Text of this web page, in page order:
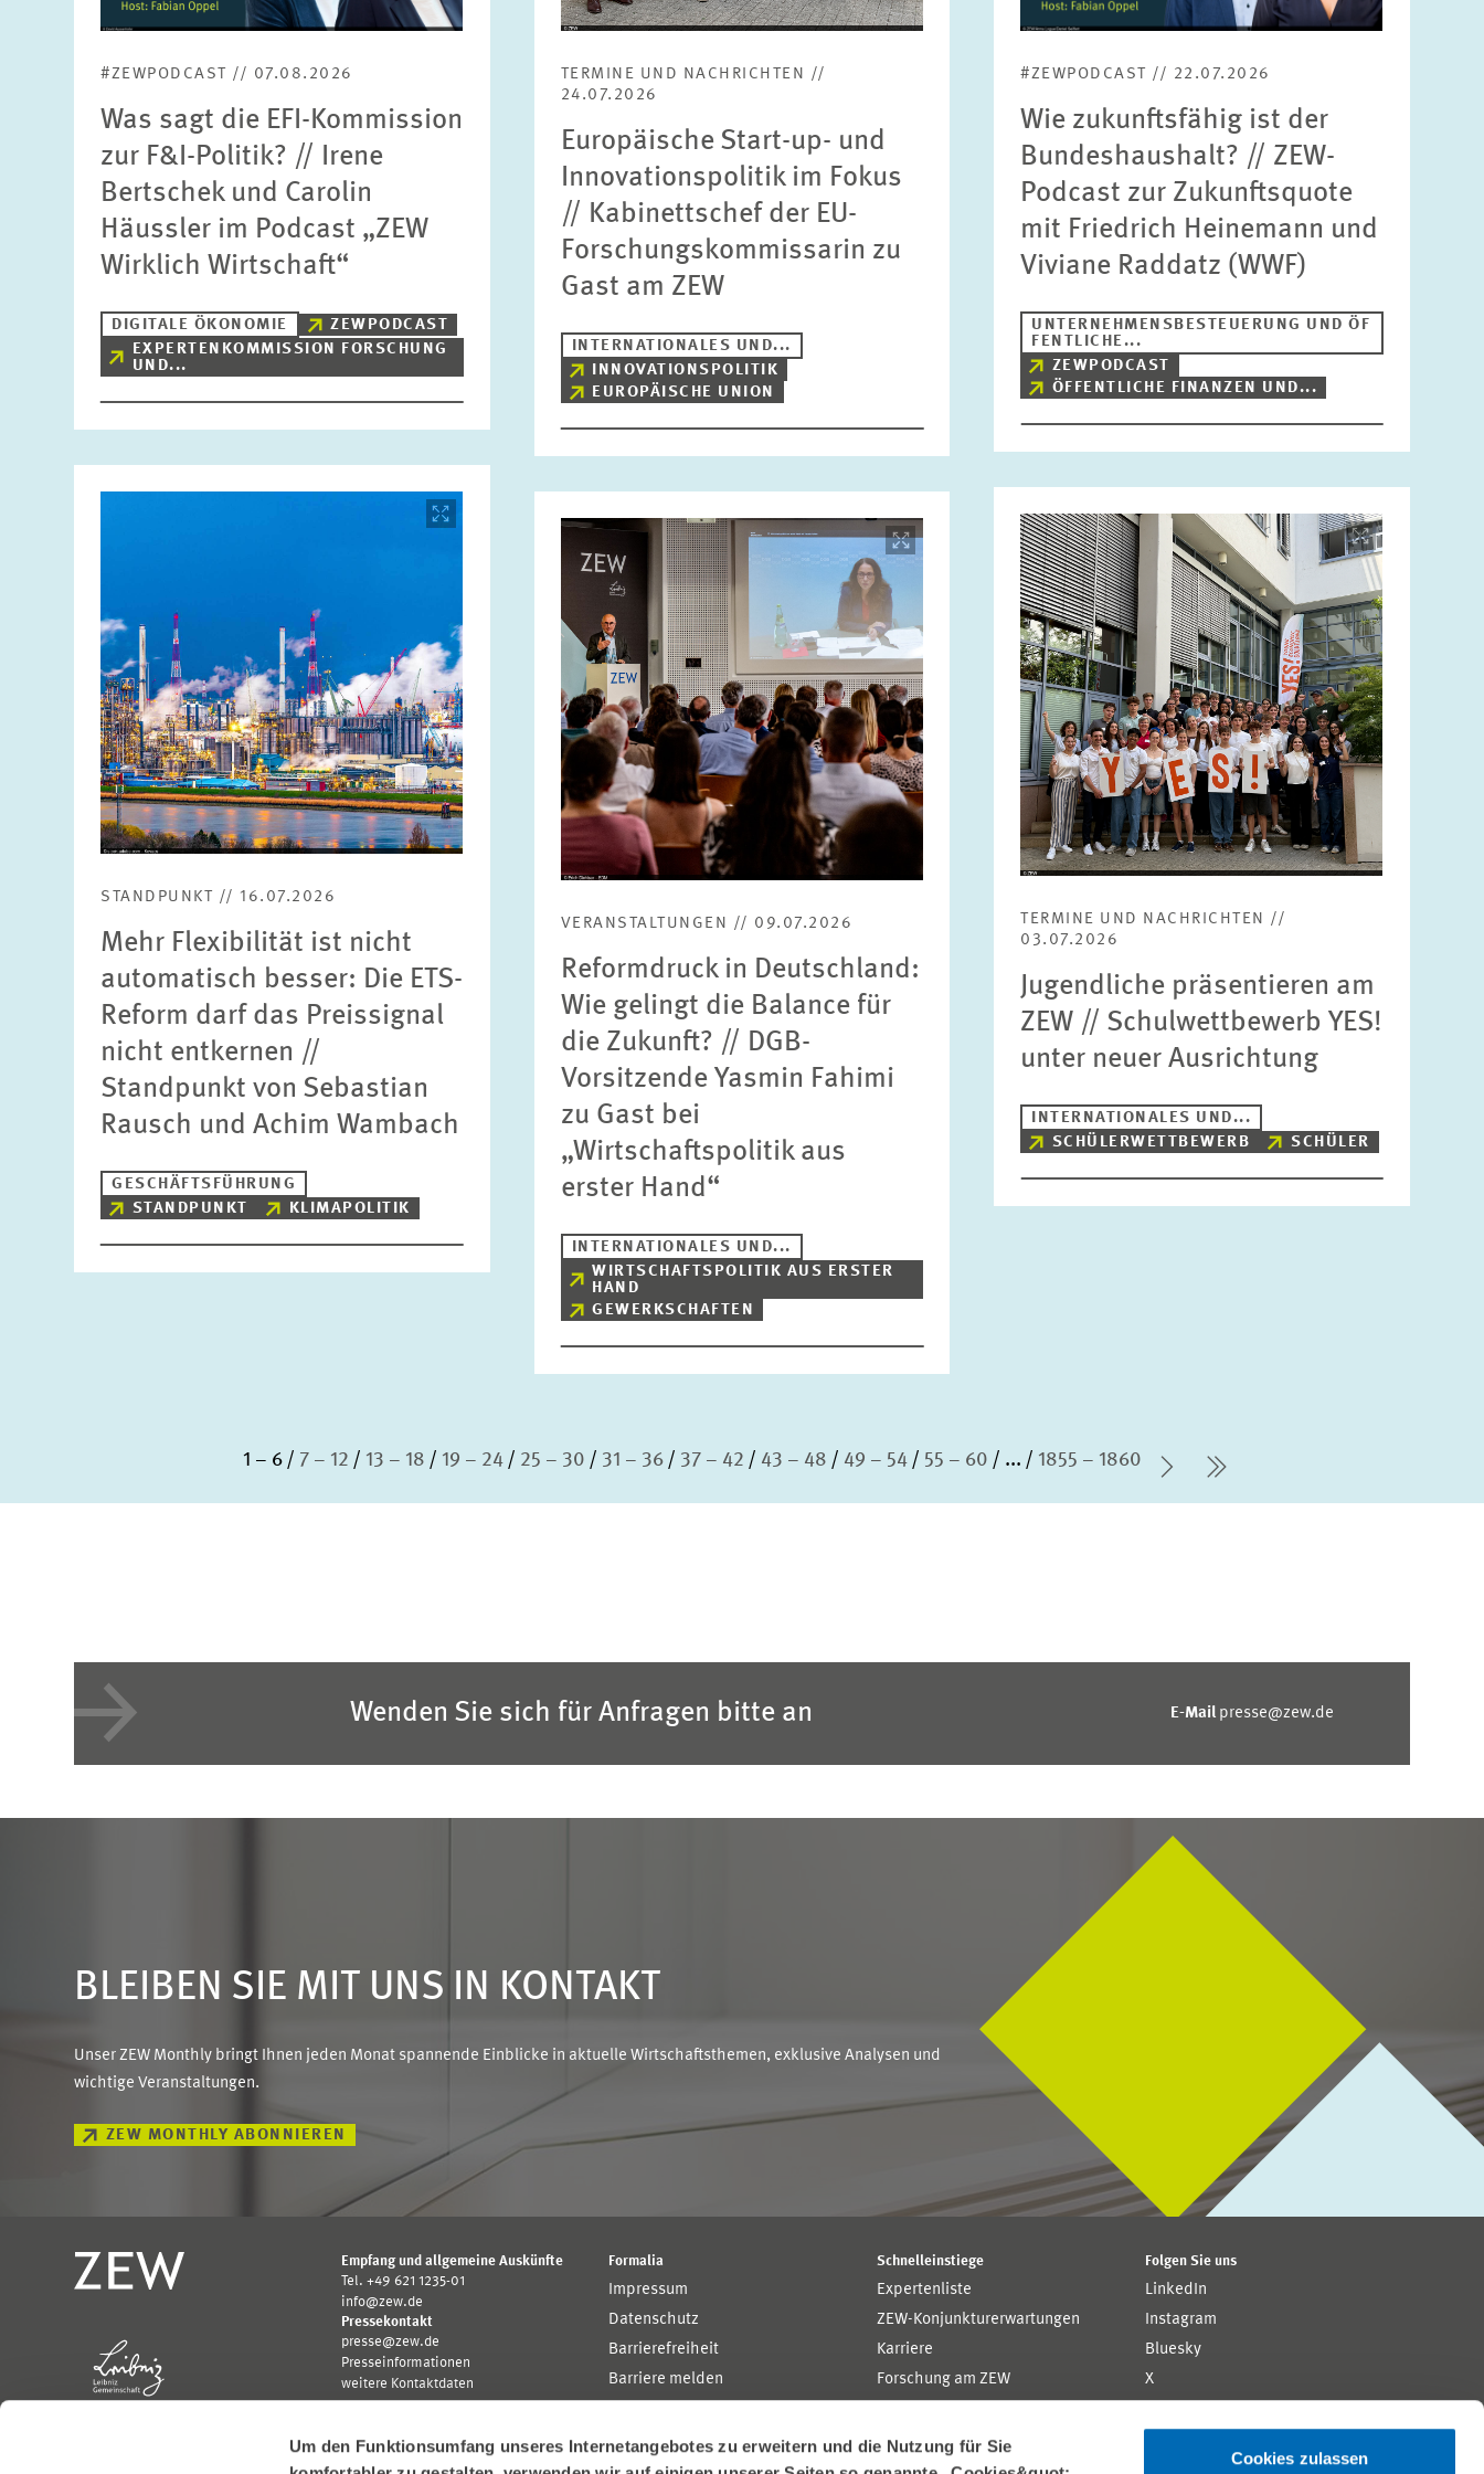
Um den Funktionsumfang unseres Internetangebotes zu erweitern und die Nutzung für Sie
Cookies zulassen
Bitte wählen
Schlagworte
ZURÜCKSETZEN SUCHEN
#ZEWPODCAST // 07.08.2026
Was sagt die EFI-Kommission
zur F&I-Politik? // Irene
Bertschek und Carolin
Häussler im Podcast „ZEW
Wirklich Wirtschaft“
DIGITALE ÖKONOMIE
ZEWPODCAST
EXPERTENKOMMISSION FORSCHUNG
UND...
TERMINE UND NACHRICHTEN //
24.07.2026
Europäische Start-up- und
Innovationspolitik im Fokus
// Kabinettschef der EU-
Forschungskommissarin zu
Gast am ZEW
INTERNATIONALES UND...
INNOVATIONSPOLITIK
EUROPÄISCHE UNION
#ZEWPODCAST // 22.07.2026
Wie zukunftsfähig ist der
Bundeshaushalt? // ZEW-
Podcast zur Zukunftsquote
mit Friedrich Heinemann und
Viviane Raddatz (WWF)
UNTERNEHMENSBESTEUERUNG UND ÖF
FENTLICHE...
ZEWPODCAST
ÖFFENTLICHE FINANZEN UND...
STANDPUNKT // 16.07.2026
Mehr Flexibilität ist nicht
automatisch besser: Die ETS-
Reform darf das Preissignal
nicht entkernen //
Standpunkt von Sebastian
Rausch und Achim Wambach
GESCHÄFTSFÜHRUNG
STANDPUNKT
KLIMAPOLITIK
Bild
öffnet
vergrößerter
Ansicht
VERANSTALTUNGEN // 09.07.2026
Reformdruck in Deutschland:
Wie gelingt die Balance für
die Zukunft? // DGB-
Vorsitzende Yasmin Fahimi
zu Gast bei
„Wirtschaftspolitik aus
erster Hand“
INTERNATIONALES UND...
WIRTSCHAFTSPOLITIK AUS ERSTER
HAND
GEWERKSCHAFTEN
Bild
öffnet
in
vergrößerter
Ansicht
TERMINE UND NACHRICHTEN //
03.07.2026
Jugendliche präsentieren am
ZEW // Schulwettbewerb YES!
unter neuer Ausrichtung
INTERNATIONALES UND...
SCHÜLERWETTBEWERB
SCHÜLER
1 – 6 7 – 12 13 – 18 19 – 24 25 – 30 31 – 36 37 – 42 43 – 48 49 – 54 55 – 60 ... 1855 – 1860
Nächste Seite
letzte Seite
Wenden Sie sich für Anfragen bitte an E-Mail presse@zew.de
BLEIBEN SIE MIT UNS IN KONTAKT
Unser ZEW Monthly bringt Ihnen jeden Monat spannende Einblicke in aktuelle Wirtschaftsthemen, exklusive Analysen und
wichtige Veranstaltungen.
ZEW MONTHLY ABONNIEREN
Empfang und allgemeine Auskünfte
Tel. +49 621 1235-01
info@zew.de
Pressekontakt
presse@zew.de
Presseinformationen
weitere Kontaktdaten
Formalia
Impressum
Datenschutz
Barrierefreiheit
Barriere melden
Schnelleinstiege
Expertenliste
ZEW-Konjunkturerwartungen
Karriere
Forschung am ZEW
MannheimTaxation
Folgen Sie uns
LinkedIn
Instagram
Bluesky
X